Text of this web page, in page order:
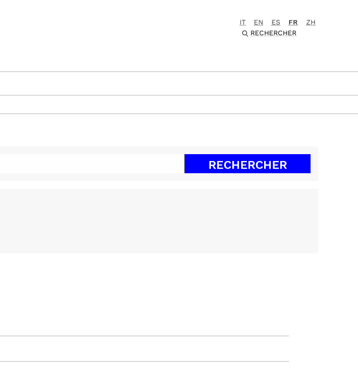
IT EN ES FR
ZH
RECHERCHER